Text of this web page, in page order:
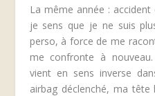
La même année : accident
je sens que je ne suis
perso, à force de me
me confronte à
vient en sens inverse
airbag déclenché, ma